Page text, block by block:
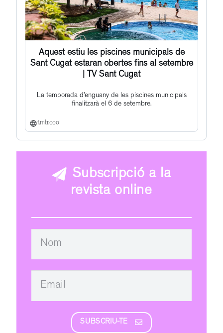
Aquest estiu les piscines municipals de
Sant Cugat estaran obertes fins al setembre
| TV Sant Cugat
La temporada d’enguany de les piscines municipals
finalitzarà el 6 de setembre.
f.mtr.cool
Subscripció a la
revista online
SUBSCRIU-TE